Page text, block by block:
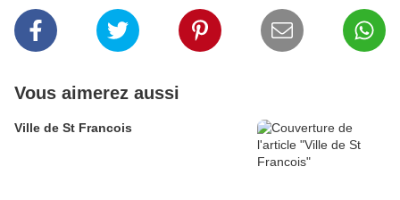
Vous aimerez aussi
Ville de St Francois